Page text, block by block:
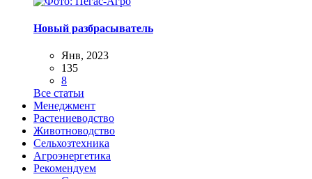
Новый разбрасыватель
Янв, 2023
135
8
Все статьи
Менеджмент
Растениеводство
Животноводство
Сельхозтехника
Агроэнергетика
Рекомендуем